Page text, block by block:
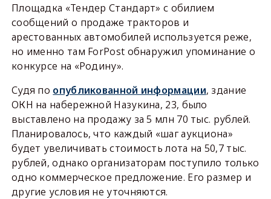
Площадка «Тендер Стандарт» с обилием
сообщений о продаже тракторов и
арестованных автомобилей используется реже,
но именно там ForPost обнаружил упоминание о
конкурсе на «Родину».
Судя по опубликованной информации, здание
ОКН на набережной Назукина, 23, было
выставлено на продажу за 5 млн 70 тыс. рублей.
Планировалось, что каждый «шаг аукциона»
будет увеличивать стоимость лота на 50,7 тыс.
рублей, однако организаторам поступило только
одно коммерческое предложение. Его размер и
другие условия не уточняются.